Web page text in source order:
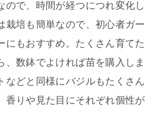
ので、時間が経つにつれ変化し
栽培も簡単なので、初心者ガー
にもおすすめ。たくさん育てた
、数鉢でよければ苗を購入しま
などと同様にバジルもたくさん
香りや見た目にそれぞれ個性が